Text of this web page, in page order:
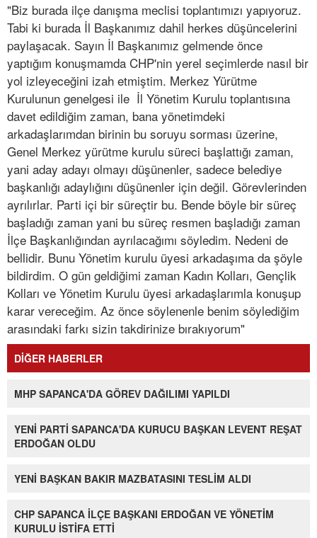
"Biz burada ilçe danışma meclisi toplantımızı yapıyoruz.
Tabi ki burada İl Başkanımız dahil herkes düşüncelerini
paylaşacak. Sayın İl Başkanımız gelmende önce
yaptığım konuşmamda CHP'nin yerel seçimlerde nasıl bir
yol izleyeceğini izah etmiştim. Merkez Yürütme
Kurulunun genelgesi ile İl Yönetim Kurulu toplantısına
davet edildiğim zaman, bana yönetimdeki
arkadaşlarımdan birinin bu soruyu sorması üzerine,
Genel Merkez yürütme kurulu süreci başlattığı zaman,
yani aday adayı olmayı düşünenler, sadece belediye
başkanlığı adaylığını düşünenler için değil. Görevlerinden
ayrılırlar. Parti içi bir süreçtir bu. Bende böyle bir süreç
başladığı zaman yani bu süreç resmen başladığı zaman
İlçe Başkanlığından ayrılacağımı söyledim. Nedeni de
bellidir. Bunu Yönetim kurulu üyesi arkadaşıma da şöyle
bildirdim. O gün geldiğimi zaman Kadın Kolları, Gençlik
Kolları ve Yönetim Kurulu üyesi arkadaşlarımla konuşup
karar vereceğim. Az önce söylenenle benim söylediğim
arasındaki farkı sizin takdirinize bırakıyorum"
DİĞER HABERLER
MHP SAPANCA'DA GÖREV DAĞILIMI YAPILDI
YENİ PARTİ SAPANCA'DA KURUCU BAŞKAN LEVENT REŞAT
ERDOĞAN OLDU
YENİ BAŞKAN BAKIR MAZBATASINI TESLİM ALDI
CHP SAPANCA İLÇE BAŞKANI ERDOĞAN VE YÖNETİM
KURULU İSTİFA ETTİ